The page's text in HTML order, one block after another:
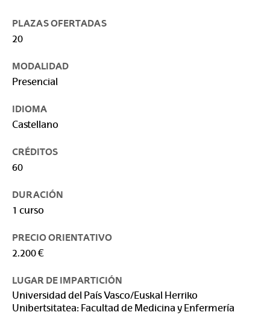
PLAZAS OFERTADAS
20
MODALIDAD
Presencial
IDIOMA
Castellano
CRÉDITOS
60
DURACIÓN
1 curso
PRECIO ORIENTATIVO
2.200 €
LUGAR DE IMPARTICIÓN
Universidad del País Vasco/Euskal Herriko
Unibertsitatea: Facultad de Medicina y Enfermería